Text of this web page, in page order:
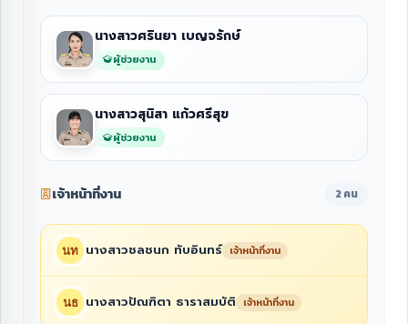
นางสาวศรินยา เบญจรักษ์
ผู้ช่วยงาน
นางสาวสุนิสา แก้วศรีสุข
ผู้ช่วยงาน
เจ้าหน้าที่งาน 2 คน
นางสาวชลชนก ทับอินทร์ เจ้าหน้าที่งาน
นางสาวปัณฑิตา ธาราสมบัติ เจ้าหน้าที่งาน